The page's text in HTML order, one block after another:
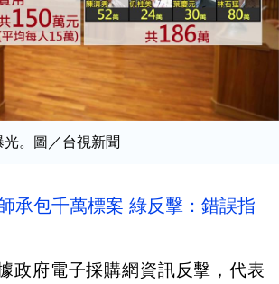
。圖／台視新聞
承包千萬標案 綠反擊：錯誤指
政府電子採購網資訊反擊，代表